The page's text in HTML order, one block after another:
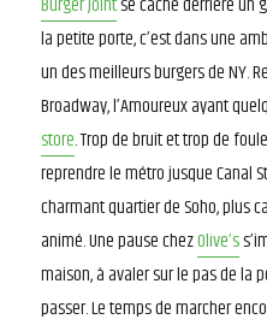
la petite porte, c’est dans une
un des meilleurs burgers de NY.
Broadway, l’Amoureux ayant
store. Trop de bruit et trop de
reprendre le métro jusque Canal
charmant quartier de Soho, plus
animé. Une pause chezOlive’s
maison, à avaler sur le pas de la
passer. Le temps de marcher